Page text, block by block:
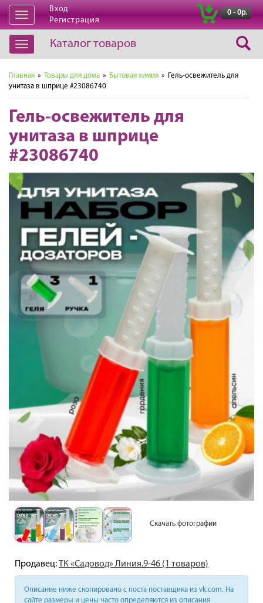
Открыть
навигацию
Вход
Регистрация
0 - 0р.
Открыть
навигацию
Каталог товаров
Главная » Товары для дома » Бытовая химия » Гель-освежитель для
унитаза в шприце #23086740
Гель-освежитель для
унитаза в шприце
#23086740
Скачать фотографии
Продавец:ТК «Садовод» Линия.9-46 (1 товаров)
Описание ниже скопировано с поста поставщика из vk.com. На
сайте размеры и цены часто определяются из описания